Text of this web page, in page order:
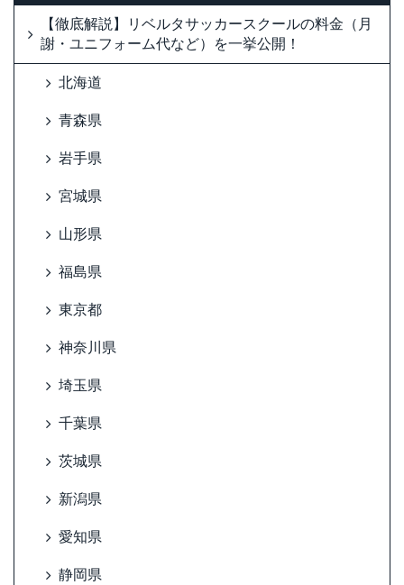
【徹底解説】リベルタサッカースクールの料金（月
謝・ユニフォーム代など）を一挙公開！
北海道
青森県
岩手県
宮城県
山形県
福島県
東京都
神奈川県
埼玉県
千葉県
茨城県
新潟県
愛知県
静岡県